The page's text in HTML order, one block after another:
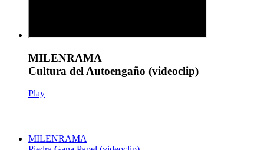
MILENRAMA
Cultura del Autoengaño (videoclip)
Play
MILENRAMA